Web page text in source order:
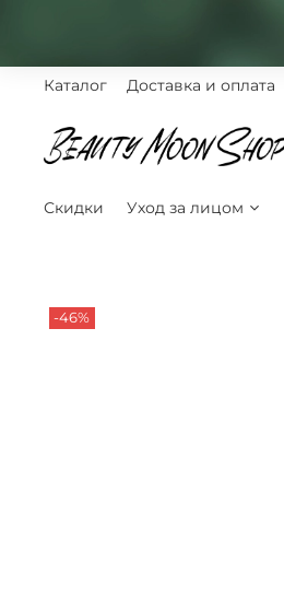
Каталог Доставка и оплата
Скидки Уход за лицом
-46%